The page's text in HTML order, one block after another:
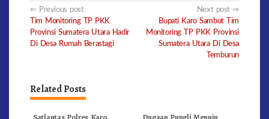
Post
navigation
Previous post
Tim Monitoring TP PKK
Provinsi Sumatera Utara Hadir
Di Desa Rumah Berastagi
Next post
Bupati Karo Sambut Tim
Monitoring TP PKK Provinsi
Sumatera Utara Di Desa
Temburun
Related Posts
Satlantas Polres Karo,
Dugaan Pungli Menuju